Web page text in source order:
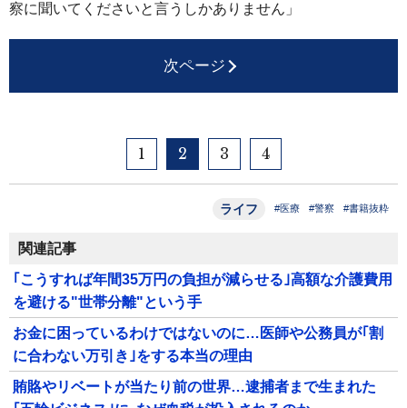
察に聞いてくださいと言うしかありません」
次ページ
1 2 3 4
ライフ #医療 #警察 #書籍抜粋
関連記事
｢こうすれば年間35万円の負担が減らせる｣高額な介護費用
を避ける"世帯分離"という手
お金に困っているわけではないのに…医師や公務員が｢割
に合わない万引き｣をする本当の理由
賄賂やリベートが当たり前の世界…逮捕者まで生まれた